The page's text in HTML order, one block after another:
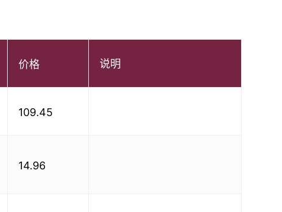
价格 说明
109.45
14.96